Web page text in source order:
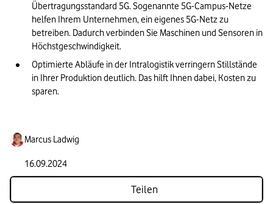
Übertragungsstandard 5G. Sogenannte 5G-Campus-Netze
helfen Ihrem Unternehmen, ein eigenes 5G-Netz zu
betreiben. Dadurch verbinden Sie Maschinen und Sensoren in
Höchstgeschwindigkeit.
Optimierte Abläufe in der Intralogistik verringern Stillstände
in Ihrer Produktion deutlich. Das hilft Ihnen dabei, Kosten zu
sparen.
Marcus Ladwig
16.09.2024
Teilen